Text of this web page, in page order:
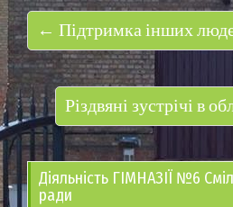
← Підтримка інших
Різдвяні зустрічі в
Діяльність ГІМНАЗІЇ №6
ради